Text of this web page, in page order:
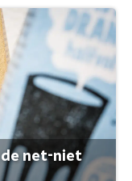
net-niet